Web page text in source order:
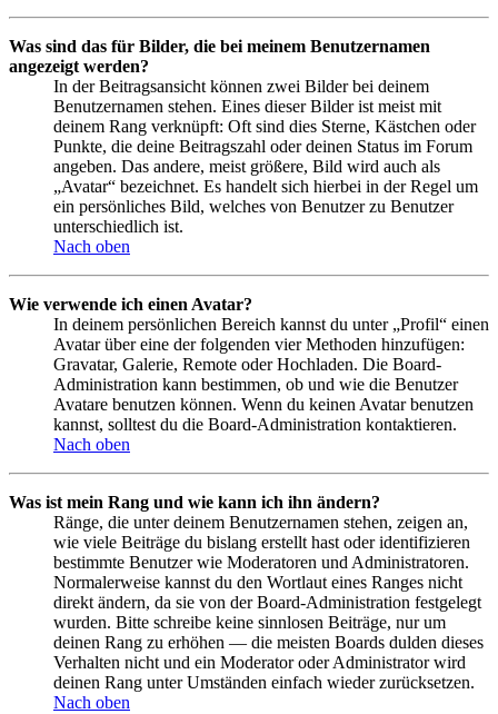
Was sind das für Bilder, die bei meinem Benutzernamen
angezeigt werden?
In der Beitragsansicht können zwei Bilder bei deinem
Benutzernamen stehen. Eines dieser Bilder ist meist mit
deinem Rang verknüpft: Oft sind dies Sterne, Kästchen oder
Punkte, die deine Beitragszahl oder deinen Status im Forum
angeben. Das andere, meist größere, Bild wird auch als
„Avatar“ bezeichnet. Es handelt sich hierbei in der Regel um
ein persönliches Bild, welches von Benutzer zu Benutzer
unterschiedlich ist.
Nach oben
Wie verwende ich einen Avatar?
In deinem persönlichen Bereich kannst du unter „Profil“ einen
Avatar über eine der folgenden vier Methoden hinzufügen:
Gravatar, Galerie, Remote oder Hochladen. Die Board-
Administration kann bestimmen, ob und wie die Benutzer
Avatare benutzen können. Wenn du keinen Avatar benutzen
kannst, solltest du die Board-Administration kontaktieren.
Nach oben
Was ist mein Rang und wie kann ich ihn ändern?
Ränge, die unter deinem Benutzernamen stehen, zeigen an,
wie viele Beiträge du bislang erstellt hast oder identifizieren
bestimmte Benutzer wie Moderatoren und Administratoren.
Normalerweise kannst du den Wortlaut eines Ranges nicht
direkt ändern, da sie von der Board-Administration festgelegt
wurden. Bitte schreibe keine sinnlosen Beiträge, nur um
deinen Rang zu erhöhen — die meisten Boards dulden dieses
Verhalten nicht und ein Moderator oder Administrator wird
deinen Rang unter Umständen einfach wieder zurücksetzen.
Nach oben